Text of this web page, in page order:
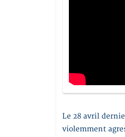
Le 28 avril
violemment